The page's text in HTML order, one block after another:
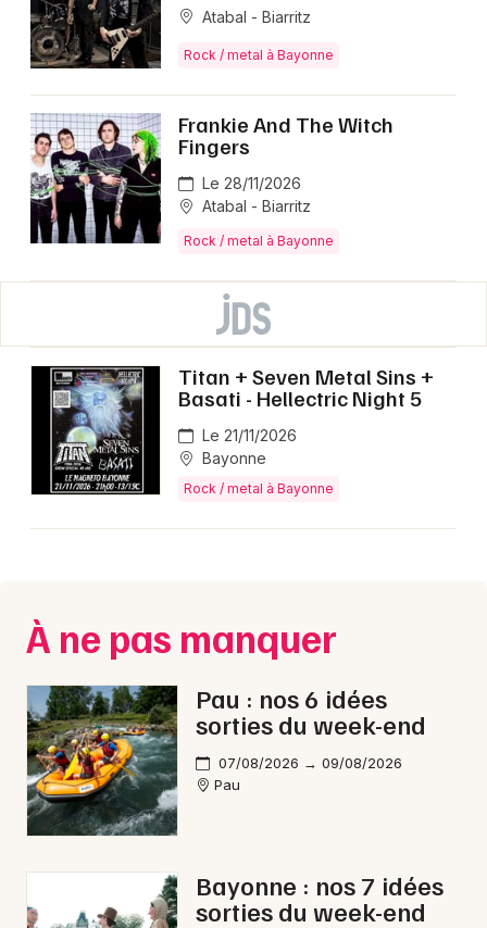
Atabal - Biarritz
Rock / metal à Bayonne
Frankie And The Witch
Fingers
Le 28/11/2026
Atabal - Biarritz
Rock / metal à Bayonne
Titan + Seven Metal Sins +
Basati - Hellectric Night 5
Le 21/11/2026
Bayonne
Rock / metal à Bayonne
À ne pas manquer
Pau : nos 6 idées
sorties du week-end
07/08/2026 → 09/08/2026
Pau
Bayonne : nos 7 idées
sorties du week-end